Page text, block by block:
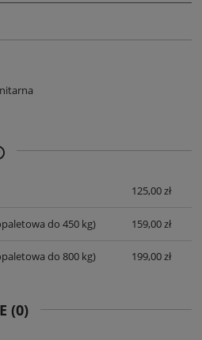
125,00 zł
do 450 kg) 159,00 zł
do 800 kg) 199,00 zł
(0)